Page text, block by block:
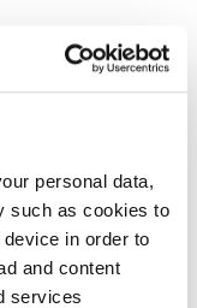
personal data,
such as cookies to
in order to
and content
services